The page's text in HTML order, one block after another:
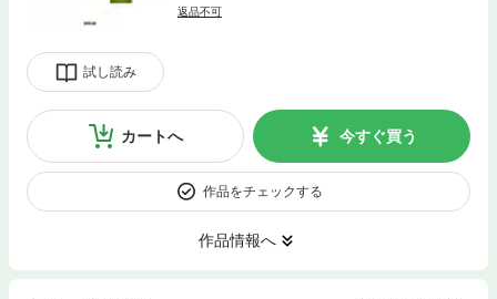
試し読み
返品不可
カートへ 今すぐ買う
作品をチェックする
作品情報へ